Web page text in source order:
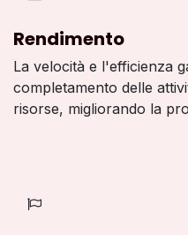
Rendimento
La velocità e l'efficienza
completamento delle
risorse, migliorando la